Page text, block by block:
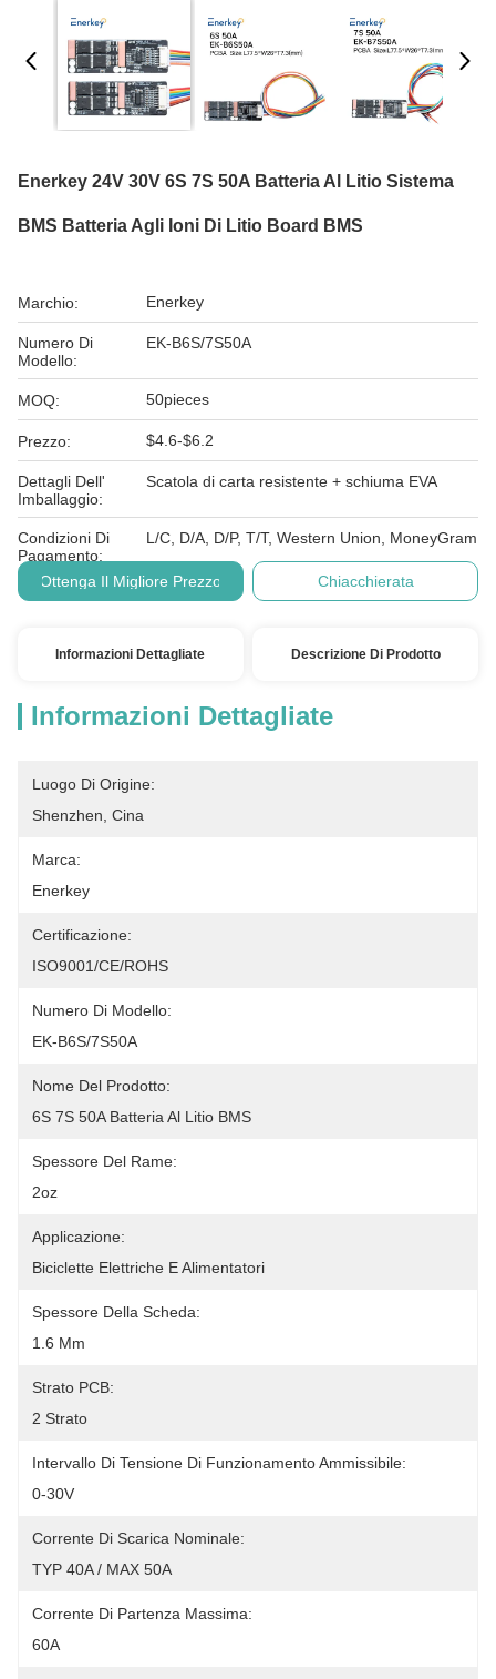
Enerkey 24V 30V 6S 7S 50A Batteria Al Litio Sistema
BMS Batteria Agli Ioni Di Litio Board BMS
Marchio: Enerkey
Numero Di
Modello:
EK-B6S/7S50A
MOQ: 50pieces
Prezzo: $4.6-$6.2
Dettagli Dell'
Imballaggio:
Scatola di carta resistente + schiuma EVA
Condizioni Di
Pagamento:
L/C, D/A, D/P, T/T, Western Union, MoneyGram
Ottenga Il Migliore Prezzo Chiacchierata
Informazioni Dettagliate Descrizione Di Prodotto
Informazioni Dettagliate
Luogo Di Origine:
Shenzhen, Cina
Marca:
Enerkey
Certificazione:
ISO9001/CE/ROHS
Numero Di Modello:
EK-B6S/7S50A
Nome Del Prodotto:
6S 7S 50A Batteria Al Litio BMS
Spessore Del Rame:
2oz
Applicazione:
Biciclette Elettriche E Alimentatori
Spessore Della Scheda:
1.6 Mm
Strato PCB:
2 Strato
Intervallo Di Tensione Di Funzionamento Ammissibile:
0-30V
Corrente Di Scarica Nominale:
TYP 40A / MAX 50A
Corrente Di Partenza Massima:
60A